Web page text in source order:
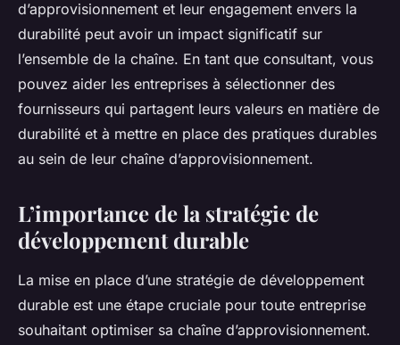
d’approvisionnement et leur engagement envers la
durabilité peut avoir un impact significatif sur
l’ensemble de la chaîne. En tant que consultant, vous
pouvez aider les entreprises à sélectionner des
fournisseurs qui partagent leurs valeurs en matière de
durabilité et à mettre en place des pratiques durables
au sein de leur chaîne d’approvisionnement.
L’importance de la stratégie de
développement durable
La mise en place d’une stratégie de développement
durable est une étape cruciale pour toute entreprise
souhaitant optimiser sa chaîne d’approvisionnement.